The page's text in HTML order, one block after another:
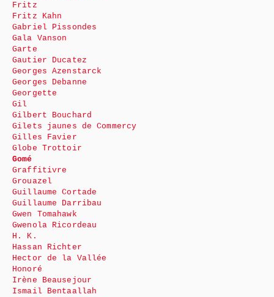
Fritz
Fritz Kahn
Gabriel Pissondes
Gala Vanson
Garte
Gautier Ducatez
Georges Azenstarck
Georges Debanne
Georgette
Gil
Gilbert Bouchard
Gilets jaunes de Commercy
Gilles Favier
Globe Trottoir
Gomé
Graffitivre
Grouazel
Guillaume Cortade
Guillaume Darribau
Gwen Tomahawk
Gwenola Ricordeau
H. K.
Hassan Richter
Hector de la Vallée
Honoré
Irène Beausejour
Ismail Bentaallah